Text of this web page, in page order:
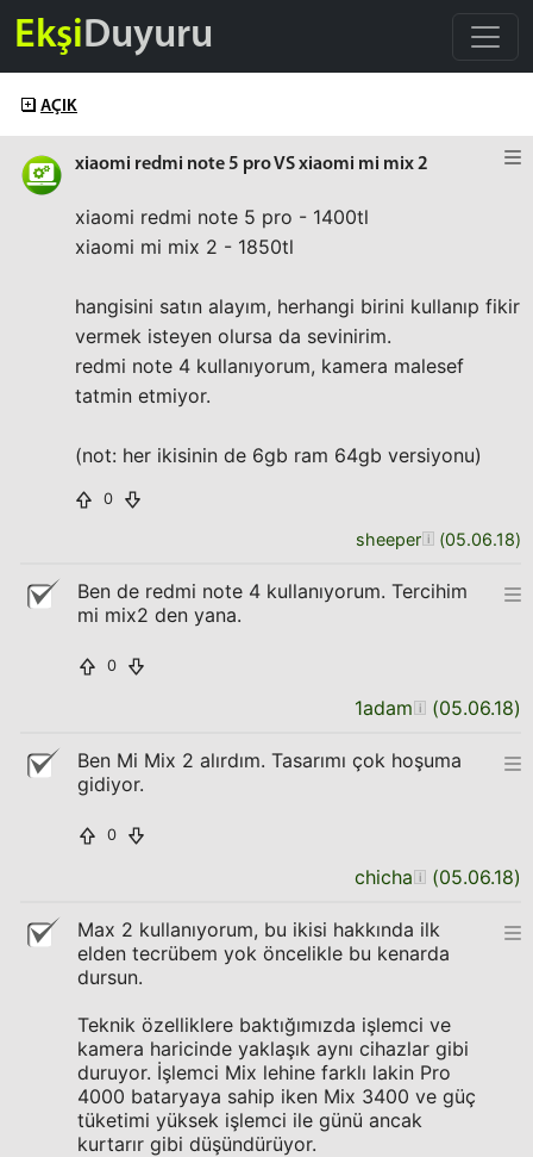
EkşiDuyuru
AÇIK
xiaomi redmi note 5 pro VS xiaomi mi mix 2
xiaomi redmi note 5 pro - 1400tl
xiaomi mi mix 2 - 1850tl
hangisini satın alayım, herhangi birini kullanıp fikir
vermek isteyen olursa da sevinirim.
redmi note 4 kullanıyorum, kamera malesef
tatmin etmiyor.
(not: her ikisinin de 6gb ram 64gb versiyonu)
0
sheeper (05.06.18)
Ben de redmi note 4 kullanıyorum. Tercihim
mi mix2 den yana.
0
1adam (05.06.18)
Ben Mi Mix 2 alırdım. Tasarımı çok hoşuma
gidiyor.
0
chicha (05.06.18)
Max 2 kullanıyorum, bu ikisi hakkında ilk
elden tecrübem yok öncelikle bu kenarda
dursun.
Teknik özelliklere baktığımızda işlemci ve
kamera haricinde yaklaşık aynı cihazlar gibi
duruyor. İşlemci Mix lehine farklı lakin Pro
4000 bataryaya sahip iken Mix 3400 ve güç
tüketimi yüksek işlemci ile günü ancak
kurtarır gibi düşündürüyor.